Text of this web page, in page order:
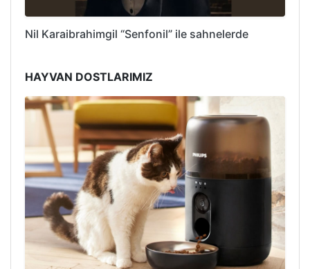
Nil Karaibrahimgil “Senfonil” ile sahnelerde
HAYVAN DOSTLARIMIZ